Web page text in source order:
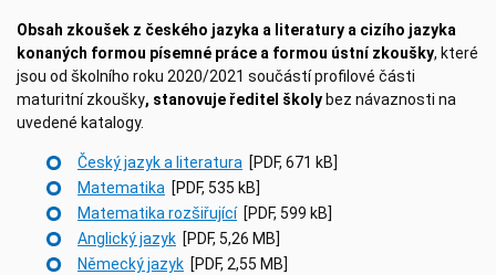
Obsah zkoušek z českého jazyka a literatury a cizího jazyka
konaných formou písemné práce a formou ústní zkoušky, které
jsou od školního roku 2020/2021 součástí profilové části
maturitní zkoušky, stanovuje ředitel školy bez návaznosti na
uvedené katalogy.
Český jazyk a literatura [PDF, 671 kB]
Matematika [PDF, 535 kB]
Matematika rozšiřující[PDF, 599 kB]
Anglický jazyk [PDF, 5,26 MB]
Německý jazyk [PDF, 2,55 MB]